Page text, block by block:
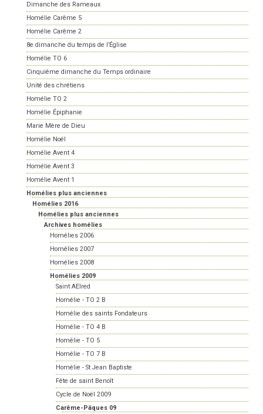
Dimanche des Rameaux
Homélie Carême 5
Homélie Carême 2
8e dimanche du temps de l’Église
Homélie TO 6
Cinquième dimanche du Temps ordinaire
Unité des chrétiens
Homélie TO 2
Homélie Épiphanie
Marie Mère de Dieu
Homélie Noël
Homélie Avent 4
Homélie Avent 3
Homélie Avent 1
Homélies plus anciennes
Homélies 2016
Homélies plus anciennes
Archives homélies
Homélies 2006
Homélies 2007
Homélies 2008
Homélies 2009
Saint AElred
Homélie - TO 2 B
Homélie des saints Fondateurs
Homélie - TO 4 B
Homélie - TO 5
Homélie - TO 7 B
Homélie - St Jean Baptiste
Fête de saint Benoît
Cycle de Noël 2009
Carême-Pâques 09